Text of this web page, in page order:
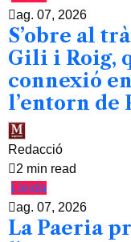
ag. 07, 2026
S’obre al
Gili i Roig,
connexió
l’entorn de
Redacció
2 min read
Lleida
ag. 07, 2026
La Paeria